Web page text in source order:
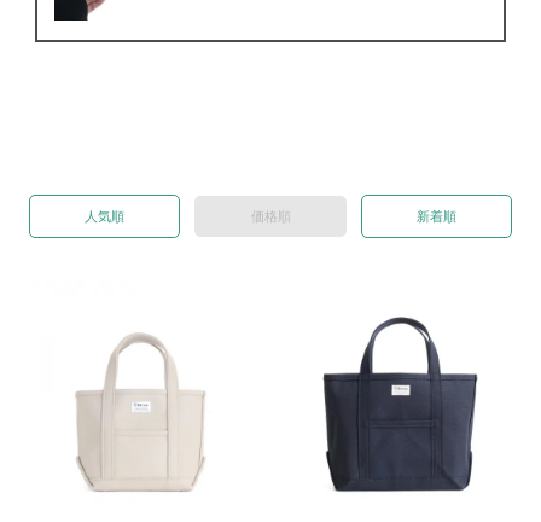
人気順 価格順 新着順